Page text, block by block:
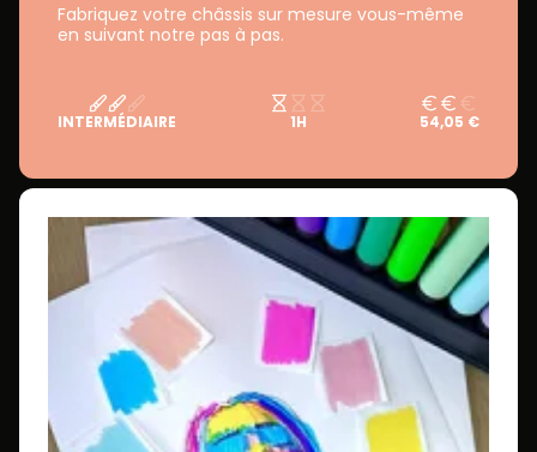
Fabriquez votre châssis sur mesure vous-même
en suivant notre pas à pas.
INTERMÉDIAIRE 1H 54,05 €